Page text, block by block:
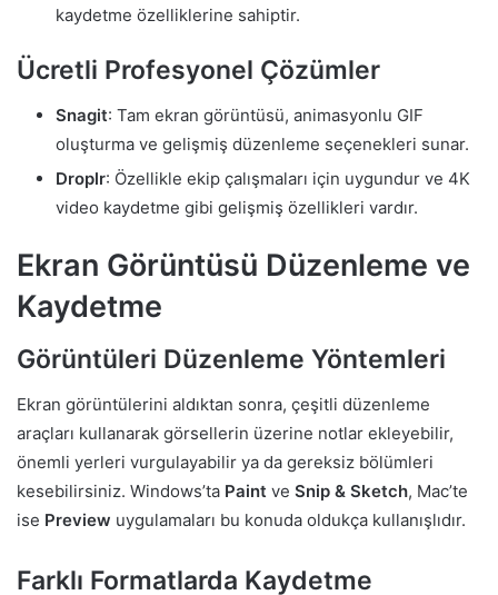
kaydetme özelliklerine sahiptir.
Ücretli Profesyonel Çözümler
Snagit: Tam ekran görüntüsü, animasyonlu GIF
oluşturma ve gelişmiş düzenleme seçenekleri sunar.
Droplr: Özellikle ekip çalışmaları için uygundur ve 4K
video kaydetme gibi gelişmiş özellikleri vardır.
Ekran Görüntüsü Düzenleme ve
Kaydetme
Görüntüleri Düzenleme Yöntemleri
Ekran görüntülerini aldıktan sonra, çeşitli düzenleme
araçları kullanarak görsellerin üzerine notlar ekleyebilir,
önemli yerleri vurgulayabilir ya da gereksiz bölümleri
kesebilirsiniz. Windows’ta Paint ve Snip & Sketch, Mac’te
ise Preview uygulamaları bu konuda oldukça kullanışlıdır.
Farklı Formatlarda Kaydetme